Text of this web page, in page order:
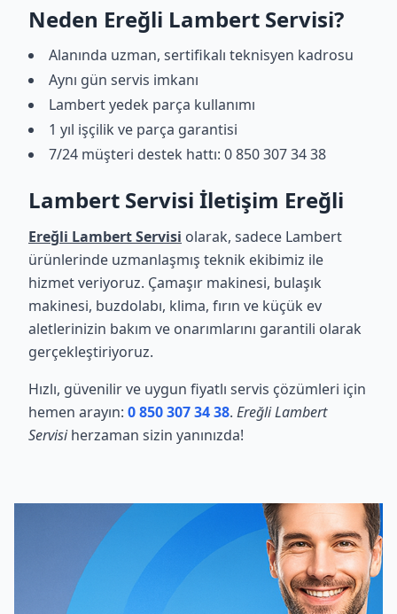
Neden Ereğli Lambert Servisi?
Alanında uzman, sertifikalı teknisyen kadrosu
Aynı gün servis imkanı
Lambert yedek parça kullanımı
1 yıl işçilik ve parça garantisi
7/24 müşteri destek hattı: 0 850 307 34 38
Lambert Servisi İletişim Ereğli
Ereğli Lambert Servisi olarak, sadece Lambert
ürünlerinde uzmanlaşmış teknik ekibimiz ile
hizmet veriyoruz. Çamaşır makinesi, bulaşık
makinesi, buzdolabı, klima, fırın ve küçük ev
aletlerinizin bakım ve onarımlarını garantili olarak
gerçekleştiriyoruz.
Hızlı, güvenilir ve uygun fiyatlı servis çözümleri için
hemen arayın: 0 850 307 34 38. Ereğli Lambert
Servisiherzaman sizin yanınızda!